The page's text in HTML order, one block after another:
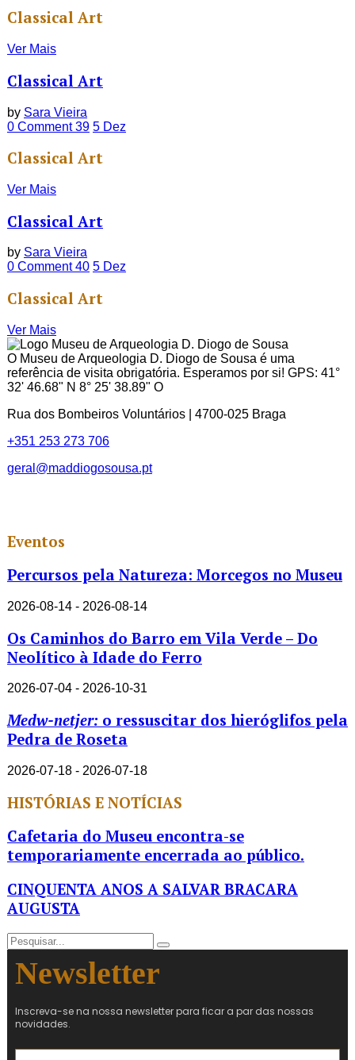
Classical Art
Ver Mais
Classical Art
by Sara Vieira
0 Comment39 5 Dez
Classical Art
Ver Mais
Classical Art
by Sara Vieira
0 Comment40 5 Dez
Classical Art
Ver Mais
O Museu de Arqueologia D. Diogo de Sousa é uma
referência de visita obrigatória. Esperamos por si! GPS: 41°
32' 46.68" N 8° 25' 38.89" O
Rua dos Bombeiros Voluntários | 4700-025 Braga
+351 253 273 706
geral@maddiogosousa.pt
Eventos
Percursos pela Natureza: Morcegos no Museu
2026-08-14 - 2026-08-14
Os Caminhos do Barro em Vila Verde – Do
Neolítico à Idade do Ferro
2026-07-04 - 2026-10-31
Medw-netjer: o ressuscitar dos hieróglifos pela
Pedra de Roseta
2026-07-18 - 2026-07-18
HISTÓRIAS E NOTÍCIAS
Cafetaria do Museu encontra-se
temporariamente encerrada ao público.
CINQUENTA ANOS A SALVAR BRACARA
AUGUSTA